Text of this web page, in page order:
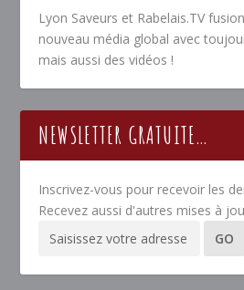
Lyon Saveurs et Rabelais.TV
nouveau média global avec
mais aussi des vidéos !
NEWSLETTER GRATUITE…
Inscrivez-vous pour recevoir les
Recevez aussi d'autres mises à